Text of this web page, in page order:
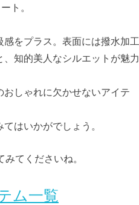
ト。
をプラス。表面には撥水加工
知的美人なシルエットが魅力
おしゃれに欠かせないアイテ
はいかがでしょう。
てくださいね。
ム一覧